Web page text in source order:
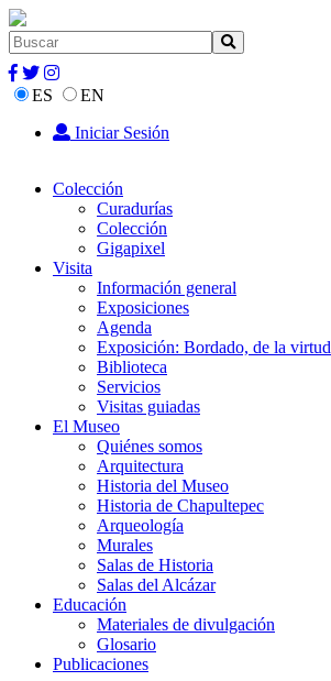
ES
EN
Iniciar Sesión
Colección
Curadurías
Colección
Gigapixel
Visita
Información general
Exposiciones
Agenda
Exposición: Bordado, de la virtud
Biblioteca
Servicios
Visitas guiadas
El Museo
Quiénes somos
Arquitectura
Historia del Museo
Historia de Chapultepec
Arqueología
Murales
Salas de Historia
Salas del Alcázar
Educación
Materiales de divulgación
Glosario
Publicaciones